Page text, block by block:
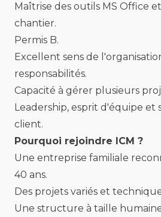
Maîtrise des outils MS Office
chantier.
Permis B.
Excellent sens de
responsabilités.
Capacité à gérer plusieurs
Leadership, esprit d'équipe et
client.
Pourquoi rejoindre ICM ?
Une entreprise familiale
40 ans.
Des projets variés et
Une structure à taille